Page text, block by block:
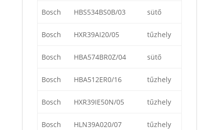
Bosch HBS534BS0B/03 sütő
Bosch HXR39AI20/05 tűzhely
Bosch HBA574BR0Z/04 sütő
Bosch HBA512ER0/16 tűzhely
Bosch HXR39IE50N/05 tűzhely
Bosch HLN39A020/07 tűzhely